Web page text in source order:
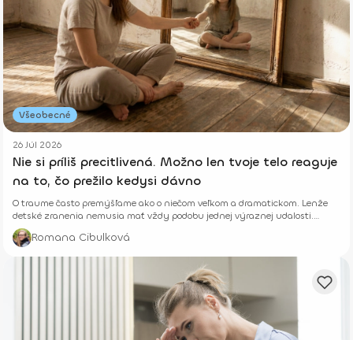
Všeobecné
26 Júl 2026
Nie si príliš precitlivená. Možno len tvoje telo reaguje
na to, čo prežilo kedysi dávno
O traume často premýšľame ako o niečom veľkom a dramatickom. Lenže
detské zranenia nemusia mať vždy podobu jednej výraznej udalosti.
Niekedy rastú potichu.
Romana Cibulková